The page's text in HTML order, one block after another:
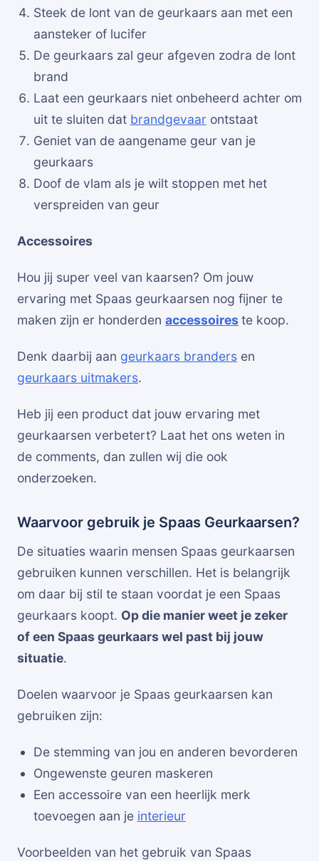
Steek de lont van de geurkaars aan met een
aansteker of lucifer
De geurkaars zal geur afgeven zodra de lont
brand
Laat een geurkaars niet onbeheerd achter om
uit te sluiten dat brandgevaar ontstaat
Geniet van de aangename geur van je
geurkaars
Doof de vlam als je wilt stoppen met het
verspreiden van geur
Accessoires
Hou jij super veel van kaarsen? Om jouw
ervaring met Spaas geurkaarsen nog fijner te
maken zijn er honderden accessoires te koop.
Denk daarbij aan geurkaars branders en
geurkaars uitmakers.
Heb jij een product dat jouw ervaring met
geurkaarsen verbetert? Laat het ons weten in
de comments, dan zullen wij die ook
onderzoeken.
Waarvoor gebruik je Spaas Geurkaarsen?
De situaties waarin mensen Spaas geurkaarsen
gebruiken kunnen verschillen. Het is belangrijk
om daar bij stil te staan voordat je een Spaas
geurkaars koopt. Op die manier weet je zeker
of een Spaas geurkaars wel past bij jouw
situatie.
Doelen waarvoor je Spaas geurkaarsen kan
gebruiken zijn:
De stemming van jou en anderen bevorderen
Ongewenste geuren maskeren
Een accessoire van een heerlijk merk
toevoegen aan je interieur
Voorbeelden van het gebruik van Spaas